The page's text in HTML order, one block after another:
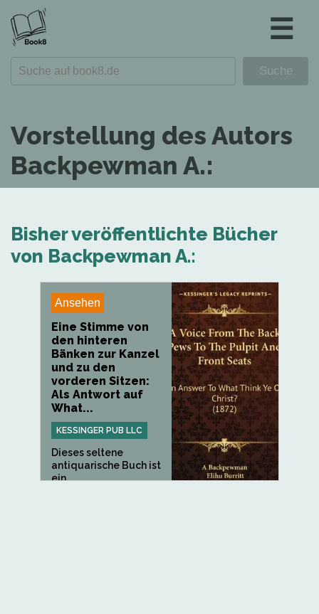
☰
Vorstellung des Autors
Backpewman A.:
Bisher veröffentlichte Bücher
von Backpewman A.:
Ansehen
Eine Stimme von
den hinteren
Bänken zur Kanzel
und zu den
vorderen Sitzen:
Als Antwort auf
What...
KESSINGER PUB LLC
Dieses seltene
antiquarische Buch ist
ein...